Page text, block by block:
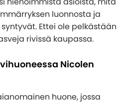
luonnosta ja
Ettei ole pelkästään
rivissä kaupassa.
Nicolen
huone, jossa